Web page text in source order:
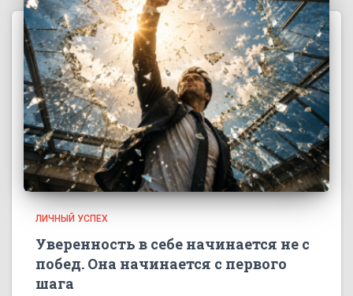
ЛИЧНЫЙ УСПЕХ
Уверенность в себе начинается не с
побед. Она начинается с первого
шага